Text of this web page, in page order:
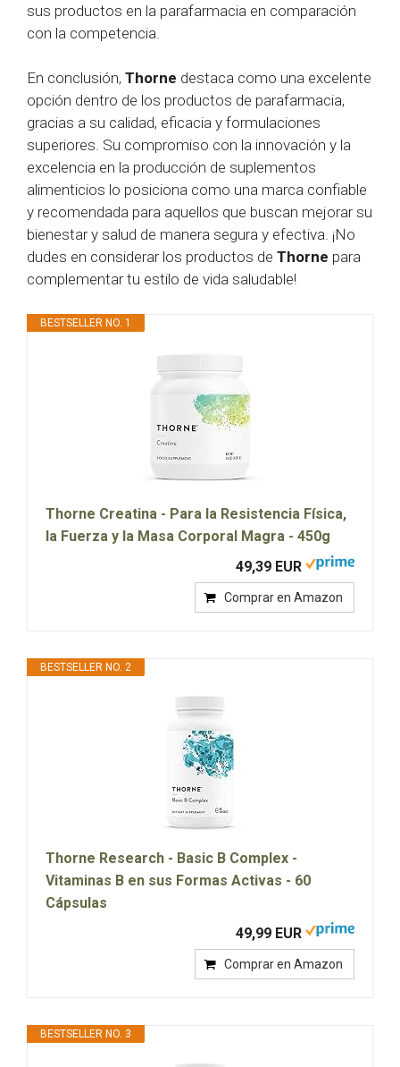
sus productos en la parafarmacia en comparación
con la competencia.
En conclusión, Thorne destaca como una excelente
opción dentro de los productos de parafarmacia,
gracias a su calidad, eficacia y formulaciones
superiores. Su compromiso con la innovación y la
excelencia en la producción de suplementos
alimenticios lo posiciona como una marca confiable
y recomendada para aquellos que buscan mejorar su
bienestar y salud de manera segura y efectiva. ¡No
dudes en considerar los productos de Thorne para
complementar tu estilo de vida saludable!
BESTSELLER NO. 1
Thorne Creatina - Para la Resistencia Física,
la Fuerza y la Masa Corporal Magra - 450g
49,39 EUR
Comprar en Amazon
BESTSELLER NO. 2
Thorne Research - Basic B Complex -
Vitaminas B en sus Formas Activas - 60
Cápsulas
49,99 EUR
Comprar en Amazon
BESTSELLER NO. 3